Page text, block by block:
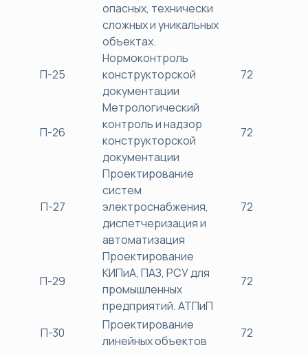
опасных, технически
сложных и уникальных
объектах.
П-25
Нормоконтроль
конструкторской
документации
72
П-26
Метрологический
контроль и надзор
конструкторской
документации
72
П-27
Проектирование
систем
электроснабжения,
диспетчеризация и
автоматизация
72
П-29
Проектирование
КИПиА, ПАЗ, РСУ для
промышленных
предприятий. АТПиП
72
П-30
Проектирование
линейных объектов
72